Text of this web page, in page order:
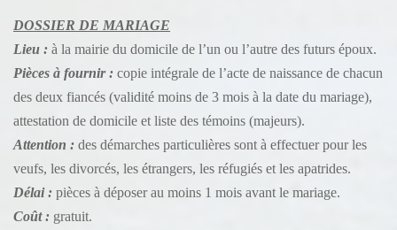
DOSSIER DE MARIAGE
Lieu : à la mairie du domicile de l’un ou l’autre des futurs époux.
Pièces à fournir : copie intégrale de l’acte de naissance de chacun
des deux fiancés (validité moins de 3 mois à la date du mariage),
attestation de domicile et liste des témoins (majeurs).
Attention : des démarches particulières sont à effectuer pour les
veufs, les divorcés, les étrangers, les réfugiés et les apatrides.
Délai : pièces à déposer au moins 1 mois avant le mariage.
Coût : gratuit.